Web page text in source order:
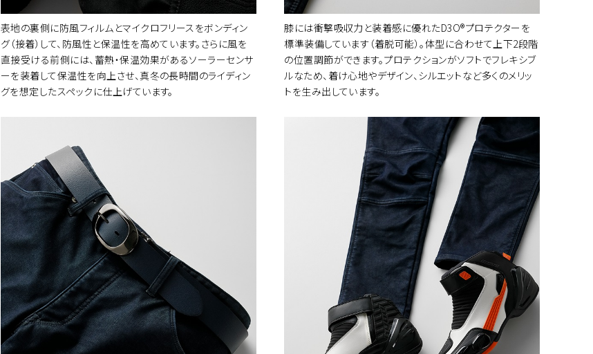
表地の裏側に防風フィルムとマイクロフリースをボンディン
グ（接着）して、防風性と保温性を高めています。さらに風を
直接受ける前側には、蓄熱・保温効果があるソーラーセンサ
ーを装着して保温性を向上させ、真冬の長時間のライディン
グを想定したスペックに仕上げています。
膝には衝撃吸収力と装着感に優れたD3O®プロテクターを
標準装備しています（着脱可能）。体型に合わせて上下2段階
の位置調節ができます。プロテクションがソフトでフレキシブ
ルなため、着け心地やデザイン、シルエットなど多くのメリッ
トを生み出しています。
INDIGO(aged-wash) ¥23,650(税込) 31 カートに入れる
INDIGO(grey-dye) ¥23,650(税込) カートに入れる
INDIGO(grey-dye)
INDIGO(grey-dye) ¥23,650(税込)
INDIGO(one-wash) ¥23,650(税込) 34